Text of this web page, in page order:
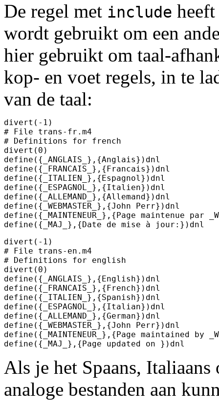
De regel met include
wordt gebruikt om een
hier gebruikt om taal-
kop- en voet regels, in te
van de taal:
divert(-1)
# File trans-fr.m4
# Definitions for french
divert(0)
define({_ANGLAIS_},{Anglais})dnl
define({_FRANCAIS_},{Francais})dnl
define({_ITALIEN_},{Espagnol})dnl
define({_ESPAGNOL_},{Italien})dnl
define({_ALLEMAND_},{Allemand})dnl
define({_WEBMASTER_},{John Perr})dnl
define({_MAINTENEUR_},{Page maintenue par
divert(-1)
# File trans-en.m4
# Definitions for english
divert(0)
define({_ANGLAIS_},{English})dnl
define({_FRANCAIS_},{French})dnl
define({_ITALIEN_},{Spanish})dnl
define({_ESPAGNOL_},{Italian})dnl
define({_ALLEMAND_},{German})dnl
define({_WEBMASTER_},{John Perr})dnl
define({_MAINTENEUR_},{Page maintained by
Als je het Spaans,
analoge bestanden aan